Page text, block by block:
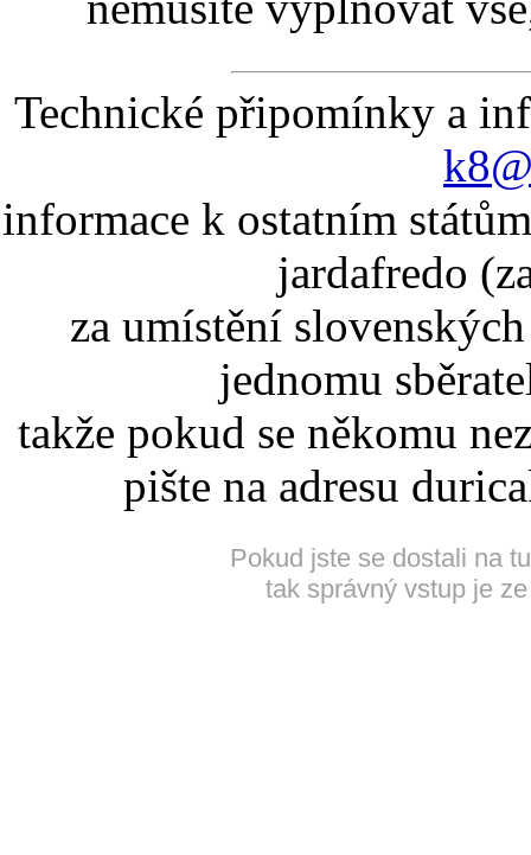
Technické připomínky a
informace k ostatním
jardafredo
za umístění
jednomu
takže pokud se někomu
pište na adresu
Pokud jste se dostali na
tak správný vstup je